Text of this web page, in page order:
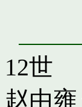
12世
赵由雍